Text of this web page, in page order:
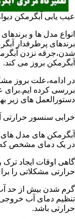
عیب یابی آبگرمکن
انواع مدل ها و
برندهای پرطرفدار
شدن،جرقه نزدن
آبگرمکن بروز می کند.
در ادامه،علت بروز
بررسی کرده ایم.برای
دستورالعمل های زیر
خرابی سنسور حرارتی
آبگرمکن های مدل های
در یک دمای مشخص که
گاهی اوقات ایجاد
حرارتی مشکلاتی را
گرم شدن بیش از حد
تنظیم دمای آب خروجی
حرارتی باشد.